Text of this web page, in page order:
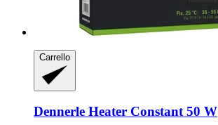
Carrello
Dennerle Heater Constant 50 W